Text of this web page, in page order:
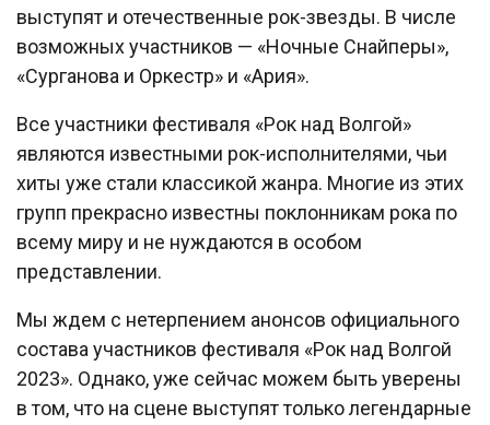
выступят и отечественные рок-звезды. В числе
возможных участников — «Ночные Снайперы»,
«Сурганова и Оркестр» и «Ария».
Все участники фестиваля «Рок над Волгой»
являются известными рок-исполнителями, чьи
хиты уже стали классикой жанра. Многие из этих
групп прекрасно известны поклонникам рока по
всему миру и не нуждаются в особом
представлении.
Мы ждем с нетерпением анонсов официального
состава участников фестиваля «Рок над Волгой
2023». Однако, уже сейчас можем быть уверены
в том, что на сцене выступят только легендарные